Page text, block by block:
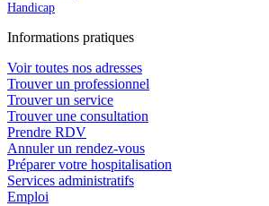
Handicap
Informations pratiques
Voir toutes nos adresses
Trouver un professionnel
Trouver un service
Trouver une consultation
Prendre RDV
Annuler un rendez-vous
Préparer votre hospitalisation
Services administratifs
Emploi​